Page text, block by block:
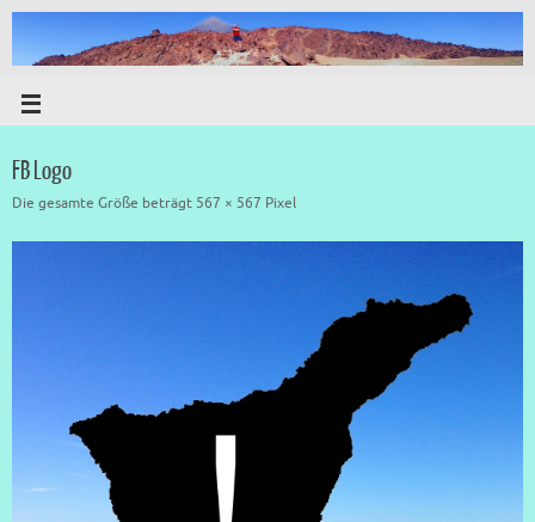
FB Logo
Die gesamte Größe beträgt 567 × 567 Pixel